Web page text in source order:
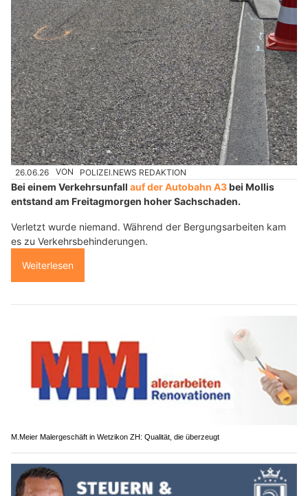
26.06.26 VON POLIZEI.NEWS REDAKTION
Bei einem Verkehrsunfall auf der Autobahn A3bei Mollis
entstand am Freitagmorgen hoher Sachschaden.
Verletzt wurde niemand. Während der Bergungsarbeiten kam
es zu Verkehrsbehinderungen.
Weiterlesen
M.Meier Malergeschäft in Wetzikon ZH: Qualität, die überzeugt